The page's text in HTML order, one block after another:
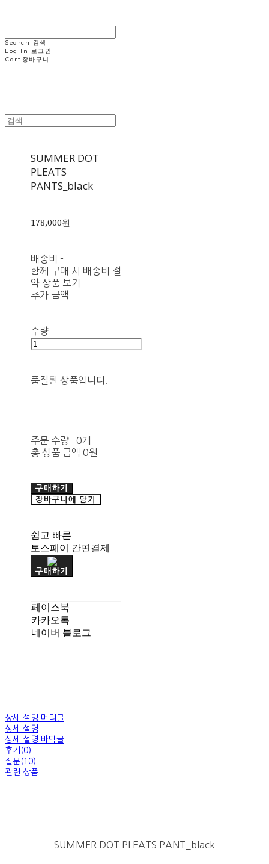
Search
검색
Log In
로그인
Cart 장바구니
SUMMER DOT
PLEATS
PANTS_black
178,000원
배송비 -
함께 구매 시 배송비 절
약 상품 보기
추가 금액
수량
품절된 상품입니다.
주문 수량
0개
총 상품 금액 0원
구매하기
장바구니에 담기
쉽고 빠른
토스페이 간편결제
구매하기
페이스북
카카오톡
네이버 블로그
상세 설명 머리글
상세 설명
상세 설명 바닥글
후기(0)
질문(10)
관련 상품
SUMMER DOT PLEATS PANT_black